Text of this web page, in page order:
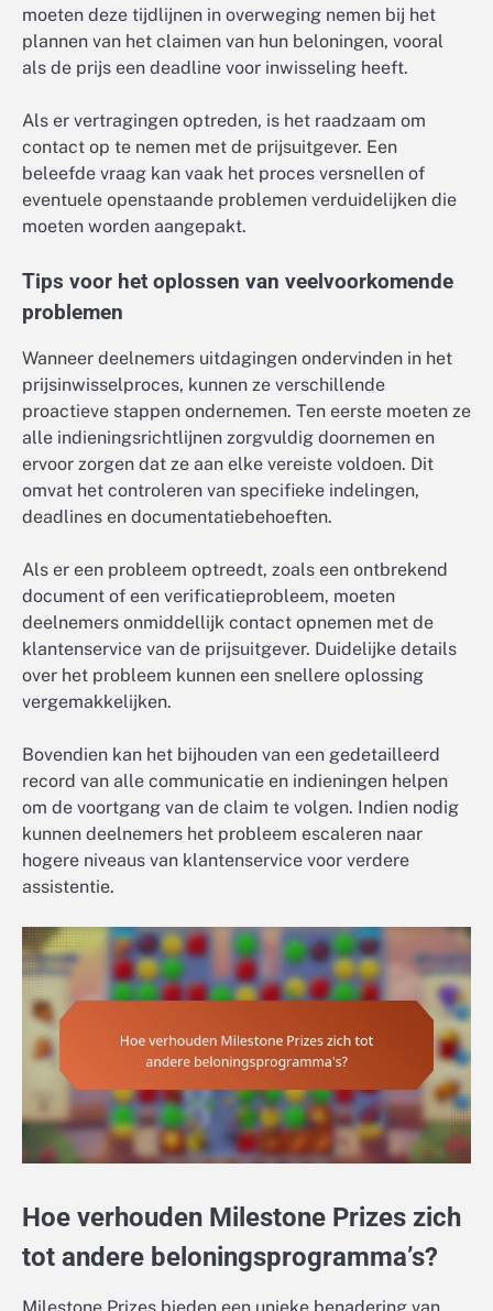
moeten deze tijdlijnen in overweging nemen bij het
plannen van het claimen van hun beloningen, vooral
als de prijs een deadline voor inwisseling heeft.
Als er vertragingen optreden, is het raadzaam om
contact op te nemen met de prijsuitgever. Een
beleefde vraag kan vaak het proces versnellen of
eventuele openstaande problemen verduidelijken die
moeten worden aangepakt.
Tips voor het oplossen van veelvoorkomende
problemen
Wanneer deelnemers uitdagingen ondervinden in het
prijsinwisselproces, kunnen ze verschillende
proactieve stappen ondernemen. Ten eerste moeten ze
alle indieningsrichtlijnen zorgvuldig doornemen en
ervoor zorgen dat ze aan elke vereiste voldoen. Dit
omvat het controleren van specifieke indelingen,
deadlines en documentatiebehoeften.
Als er een probleem optreedt, zoals een ontbrekend
document of een verificatieprobleem, moeten
deelnemers onmiddellijk contact opnemen met de
klantenservice van de prijsuitgever. Duidelijke details
over het probleem kunnen een snellere oplossing
vergemakkelijken.
Bovendien kan het bijhouden van een gedetailleerd
record van alle communicatie en indieningen helpen
om de voortgang van de claim te volgen. Indien nodig
kunnen deelnemers het probleem escaleren naar
hogere niveaus van klantenservice voor verdere
assistentie.
Hoe verhouden Milestone Prizes zich
tot andere beloningsprogramma’s?